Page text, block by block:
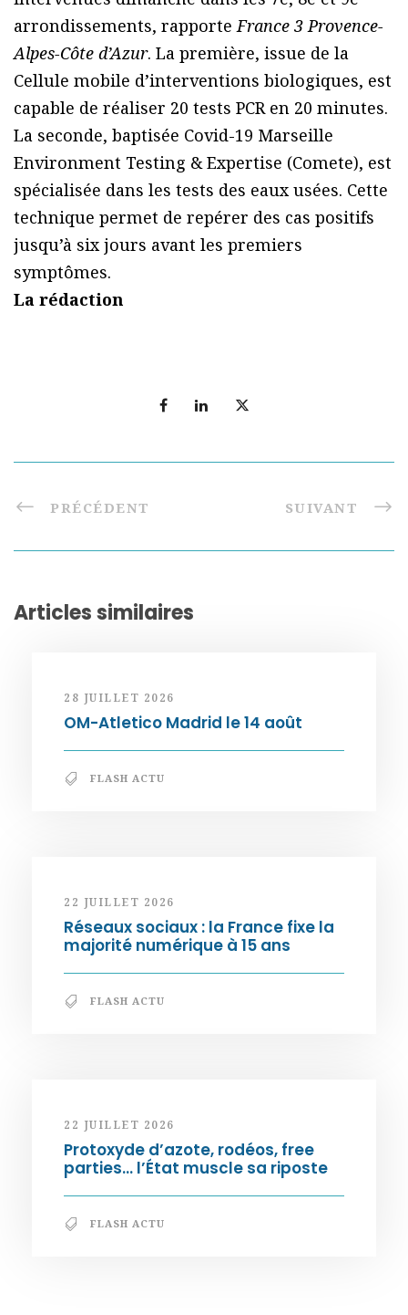
arrondissements, rapporte France 3 Provence-
Alpes-Côte d’Azur. La première, issue de la
Cellule mobile d’interventions biologiques, est
capable de réaliser 20 tests PCR en 20 minutes.
La seconde, baptisée Covid-19 Marseille
Environment Testing & Expertise (Comete), est
spécialisée dans les tests des eaux usées. Cette
technique permet de repérer des cas positifs
jusqu’à six jours avant les premiers
symptômes.
La rédaction
PRÉCÉDENT SUIVANT
Articles similaires
28 JUILLET 2026
OM-Atletico Madrid le 14 août
FLASH ACTU
22 JUILLET 2026
Réseaux sociaux : la France fixe la
majorité numérique à 15 ans
FLASH ACTU
22 JUILLET 2026
Protoxyde d’azote, rodéos, free
parties… l’État muscle sa riposte
FLASH ACTU